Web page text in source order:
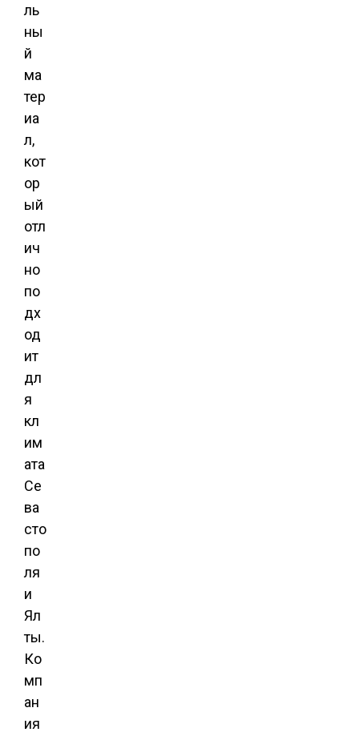
ль
ны
й
ма
тер
иа
л,
кот
ор
ый
отл
ич
но
по
дх
од
ит
дл
я
кл
им
ата
Се
ва
сто
по
ля
и
Ял
ты.
Ко
мп
ан
ия